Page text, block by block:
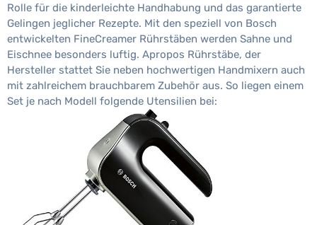
Rolle für die kinderleichte Handhabung und das garantierte
Gelingen jeglicher Rezepte. Mit den speziell von Bosch
entwickelten FineCreamer Rührstäben werden Sahne und
Eischnee besonders luftig. Apropos Rührstäbe, der
Hersteller stattet Sie neben hochwertigen Handmixern auch
mit zahlreichem brauchbarem Zubehör aus. So liegen einem
Set je nach Modell folgende Utensilien bei: